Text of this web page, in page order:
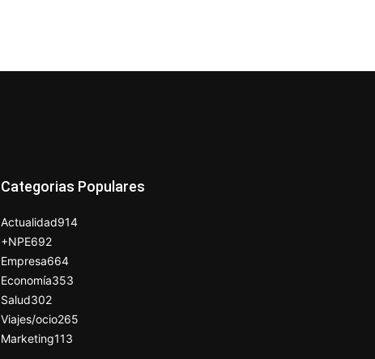
Categorias Populares
Actualidad914
+NPE692
Empresa664
Economía353
Salud302
Viajes/ocio265
Marketing113